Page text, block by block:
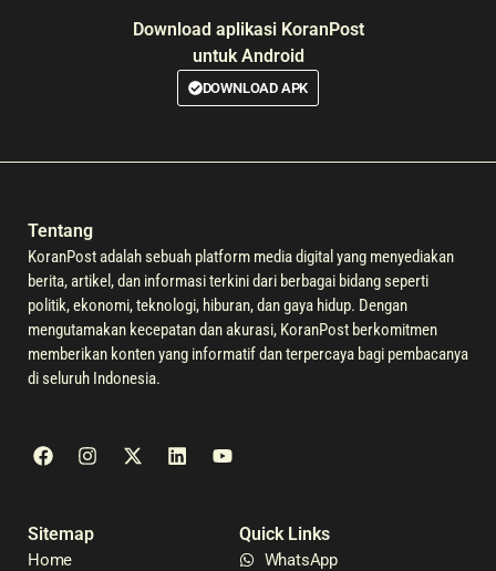
Download aplikasi KoranPost
untuk Android
DOWNLOAD APK
Tentang
KoranPost adalah sebuah platform media digital yang menyediakan
berita, artikel, dan informasi terkini dari berbagai bidang seperti
politik, ekonomi, teknologi, hiburan, dan gaya hidup. Dengan
mengutamakan kecepatan dan akurasi, KoranPost berkomitmen
memberikan konten yang informatif dan terpercaya bagi pembacanya
di seluruh Indonesia.
Sitemap
Home
Quick Links
WhatsApp